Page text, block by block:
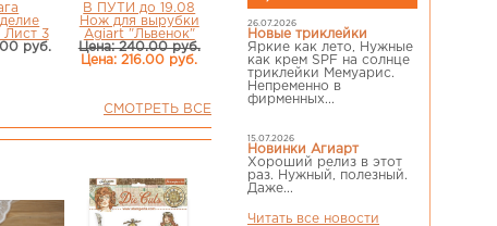
26.07.2026
Новые триклейки
Яркие как лето, Нужные
как крем SPF на солнце
триклейки Мемуарис.
Непременно в
фирменных...
15.07.2026
Новинки Агиарт
Хороший релиз в этот
раз. Нужный, полезный.
Даже...
Читать все новости
3
руб.
В ПУТИ до 19.08
Нож для вырубки
Agiart "Львенок"
Цена: 240.00 руб.
Цена: 216.00 руб.
СМОТРЕТЬ ВСЕ